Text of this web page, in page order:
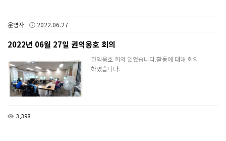
운영자 2022.06.27
2022년 06월 27일 권익옹호 회의
권익옹호 회의 있었습니다.활동에 대해 회의
하였습니다.
3,398